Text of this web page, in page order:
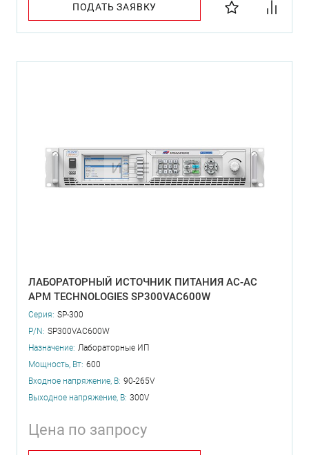
ПОДАТЬ ЗАЯВКУ
ЛАБОРАТОРНЫЙ ИСТОЧНИК ПИТАНИЯ AC-AC
APM TECHNOLOGIES SP300VAC600W
Серия: SP-300
P/N: SP300VAC600W
Назначение: Лабораторные ИП
Мощность, Вт: 600
Входное напряжение, В: 90-265V
Выходное напряжение, В: 300V
Цена по запросу